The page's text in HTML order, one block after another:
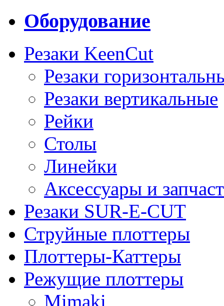
Оборудование
Резаки KeenCut
Резаки
Резаки вертикальные
Рейки
Столы
Линейки
Аксессуары и
Резаки SUR-E-CUT
Струйные плоттеры
Плоттеры-Каттеры
Режущие плоттеры
Mimaki